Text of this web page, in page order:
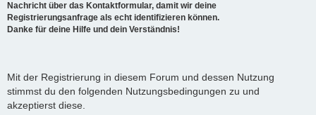
Nachricht über das Kontaktformular, damit wir deine
Registrierungsanfrage als echt identifizieren können.
Danke für deine Hilfe und dein Verständnis!
Mit der Registrierung in diesem Forum und dessen Nutzung
stimmst du den folgenden Nutzungsbedingungen zu und
akzeptierst diese.